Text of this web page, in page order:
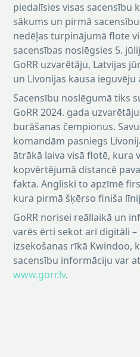
piedalīsies visas sacensību
sākums un pirmā
nedēļas turpinājumā flote
sacensības noslēgsies 5.
GoRR uzvarētāju, Latvijas
un Livonijas kausa ieguvēju
Sacensību noslēgumā tiks
GoRR 2024. gada
burāšanas čempionus.
komandām pasniegs
ātrākā laiva visā flotē, kura
kopvērtējumā distancē
fakta. Angliski to apzīmē
kura pirmā šķērso finiša
GoRR norisei reāllaikā un
varēs ērti sekot arī digitāli –
izsekošanas rīkā Kwindoo,
sacensību informāciju var
www.gorr.lv.